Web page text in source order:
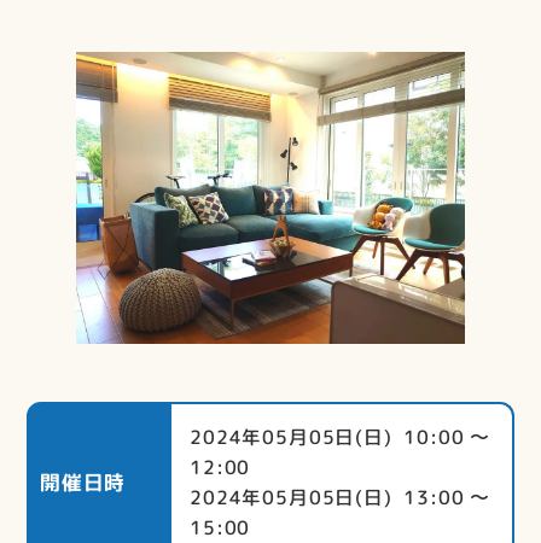
開催日時
2024年05月05日(日) 10:00 〜
12:00
2024年05月05日(日) 13:00 〜
15:00